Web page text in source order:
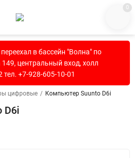
0
в бассейн "Волна" по
149, центральный вход, холл
тел. +7-928-605-10-01
цифровые / Компьютер Suunto D6i
D6i